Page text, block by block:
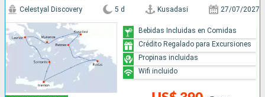
Celestyal Discovery 5 d Kusadasi 27/07/2027
Bebidas Incluidas en Comidas
Crédito Regalado para Excursiones
Propinas incluidas
Wifi incluido